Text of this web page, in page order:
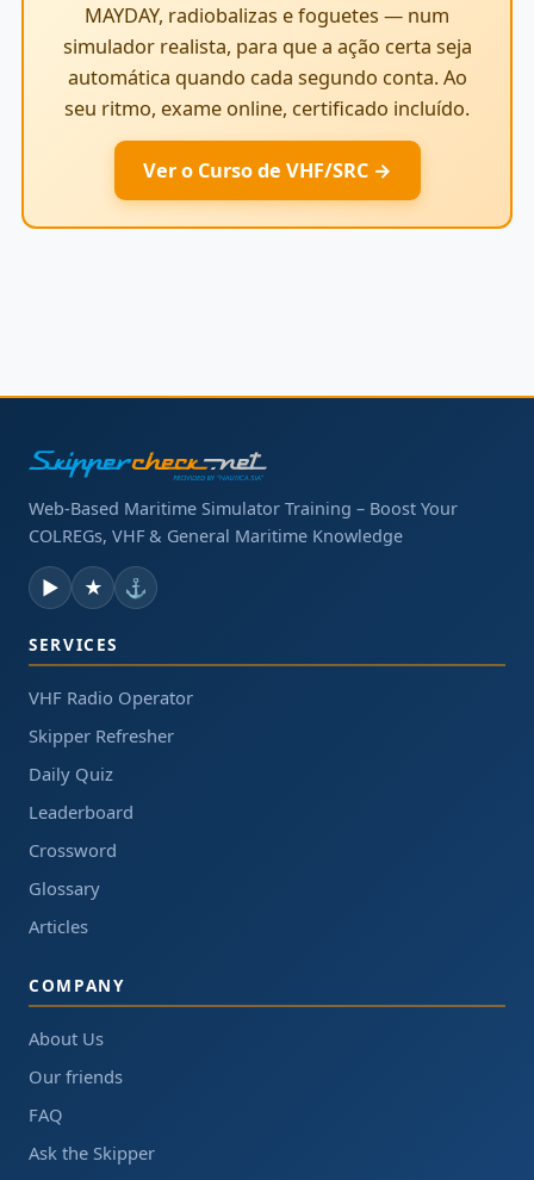
MAYDAY, radiobalizas e foguetes — num
simulador realista, para que a ação certa seja
automática quando cada segundo conta. Ao
seu ritmo, exame online, certificado incluído.
Ver o Curso de VHF/SRC →
Web-Based Maritime Simulator Training – Boost Your
COLREGs, VHF & General Maritime Knowledge
▶ ★ ⚓
SERVICES
VHF Radio Operator
Skipper Refresher
Daily Quiz
Leaderboard
Crossword
Glossary
Articles
COMPANY
About Us
Our friends
FAQ
Ask the Skipper